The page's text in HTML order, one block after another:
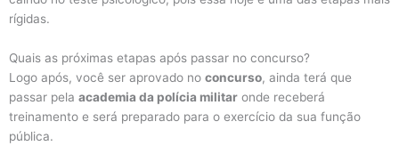
rígidas.
Quais as próximas etapas após passar no concurso?
Logo após, você ser aprovado no concurso, ainda terá que
passar pela academia da polícia militar onde receberá
treinamento e será preparado para o exercício da sua função
pública.